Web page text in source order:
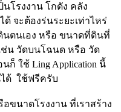
โรงงาน โกดัง คลัง
จะต้องร่นระยะเท่าไหร่
ตนเอง หรือ ขนาดที่ดินที่
ช่น วัดบนโฉนด หรือ วัด
ก็ ใช้ Ling Application นี้
ด้ ใช้ฟรีครับ
าดโรงงาน ที่เราสร้าง